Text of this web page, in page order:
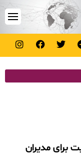
صلاحیت برای مدیران